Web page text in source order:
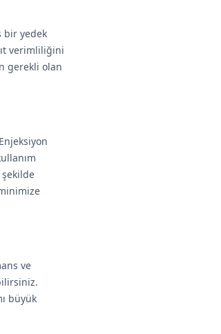
bir yedek
verimliliğini
gerekli olan
ve
büyük